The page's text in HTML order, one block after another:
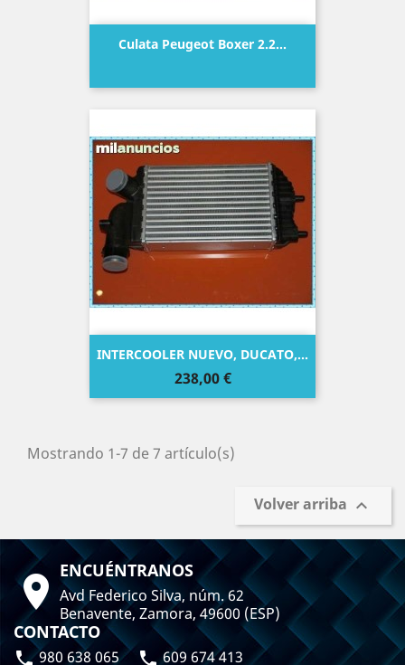
Culata Peugeot Boxer 2.2...
INTERCOOLER NUEVO, DUCATO,...
Precio
238,00 €
Mostrando 1-7 de 7 artículo(s)
Volver arriba 
 ENCUÉNTRANOS
Avd Federico Silva, núm. 62
Benavente, Zamora, 49600 (ESP)
CONTACTO
980 638 065  609 674 413